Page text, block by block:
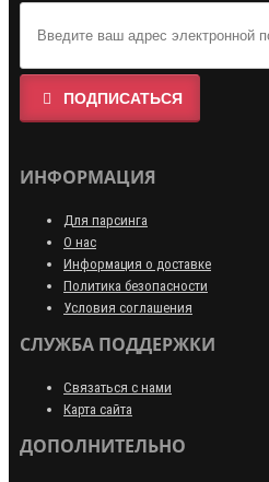
ПОДПИСАТЬСЯ
ИНФОРМАЦИЯ
Для парсинга
О нас
Информация о доставке
Политика безопасности
Условия соглашения
СЛУЖБА ПОДДЕРЖКИ
Связаться с нами
Карта сайта
ДОПОЛНИТЕЛЬНО